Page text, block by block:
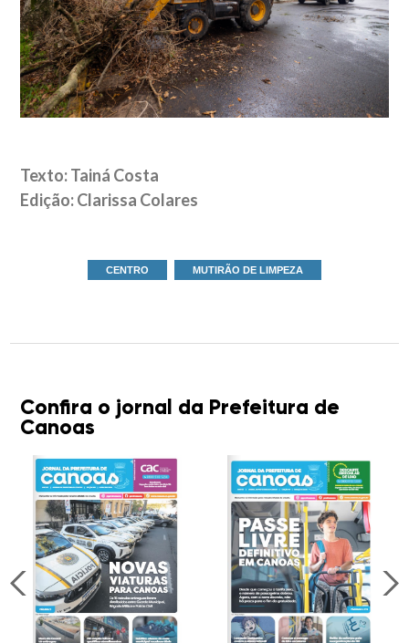
Texto: Tainá Costa
Edição: Clarissa Colares
CENTRO MUTIRÃO DE LIMPEZA
Confira o jornal da Prefeitura de
Canoas